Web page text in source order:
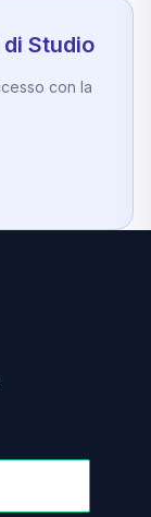
Studio
con la